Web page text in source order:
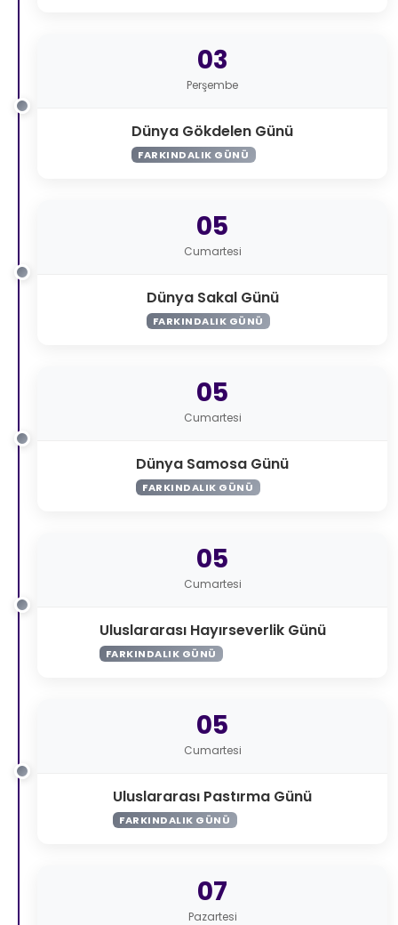
03
Perşembe
Dünya Gökdelen Günü
FARKINDALIK GÜNÜ
05
Cumartesi
Dünya Sakal Günü
FARKINDALIK GÜNÜ
05
Cumartesi
Dünya Samosa Günü
FARKINDALIK GÜNÜ
05
Cumartesi
Uluslararası Hayırseverlik Günü
FARKINDALIK GÜNÜ
05
Cumartesi
Uluslararası Pastırma Günü
FARKINDALIK GÜNÜ
07
Pazartesi